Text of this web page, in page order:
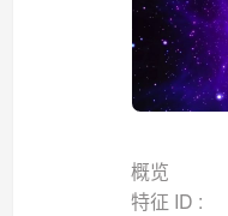
概览
特征 ID :